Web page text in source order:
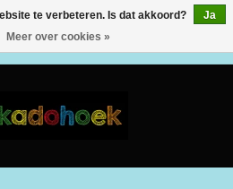
te verbeteren. Is dat akkoord?
Ja
Meer over cookies »